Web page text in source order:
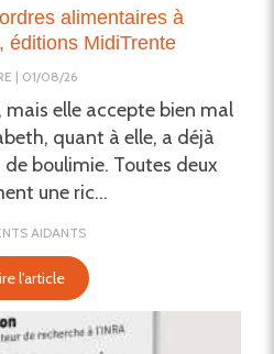
alimentaires à
éditions MidiTrente
01/08/26
mais elle accepte bien mal
quant à elle, a déjà
boulimie. Toutes deux
une ric...
AIDANTS
l'article